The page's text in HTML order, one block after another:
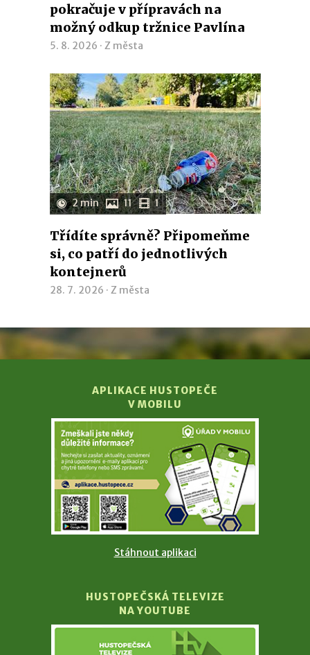
pokračuje v přípravách na
možný odkup tržnice Pavlína
5. 8. 2026 · Z města
2 min 11 1
Třídíte správně? Připomeňme
si, co patří do jednotlivých
kontejnerů
28. 7. 2026 · Z města
APLIKACE HUSTOPEČE
V MOBILU
Stáhnout aplikaci
HUSTOPEČSKÁ TELEVIZE
NA YOUTUBE